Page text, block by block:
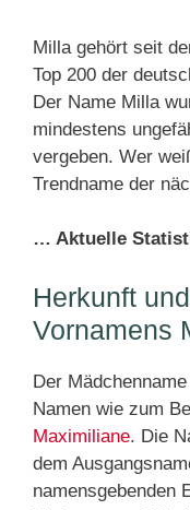
Milla gehört seit
Top 200 der
Der Name Milla
mindestens
vergeben. Wer
Trendname der
… Aktuelle
Herkunft
Vornamens
Der
Namen wie zum
Maximiliane. Die
dem
namensgebenden